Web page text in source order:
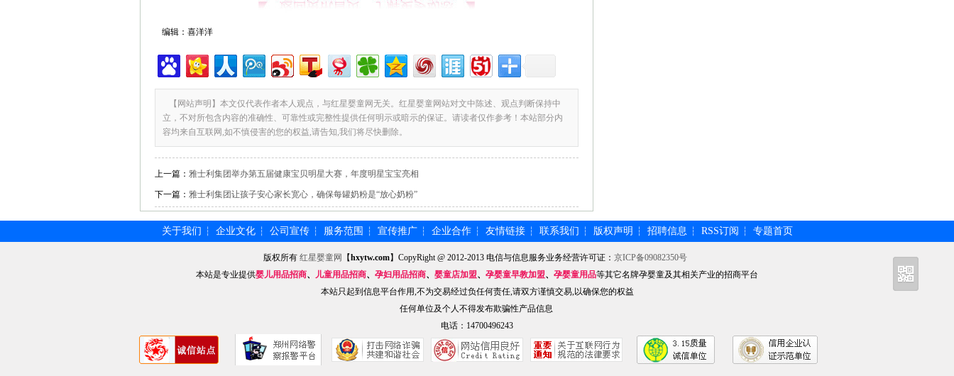
编辑：喜洋洋
【网站声明】本文仅代表作者本人观点，与红星婴童网无关。红星婴童网站对文中陈述、观点判断保持中
立，不对所包含内容的准确性、可靠性或完整性提供任何明示或暗示的保证。请读者仅作参考！本站部分内
容均来自互联网,如不慎侵害的您的权益,请告知,我们将尽快删除。
上一篇： 雅士利集团举办第五届健康宝贝明星大赛，年度明星宝宝亮相
下一篇： 雅士利集团让孩子安心家长宽心，确保每罐奶粉是“放心奶粉”
关于我们 ┆ 企业文化 ┆ 公司宣传 ┆ 服务范围 ┆ 宣传推广 ┆ 企业合作 ┆ 友情链接 ┆ 联系我们 ┆ 版权声明 ┆ 招聘信息 ┆ RSS订阅 ┆ 专题首页
版权所有 红星婴童网 【hxytw.com】CopyRight @ 2012-2013 电信与信息服务业务经营许可证： 京ICP备09082350号
本站是专业提供婴儿用品招商、 儿童用品招商、 孕妇用品招商、 婴童店加盟、 孕婴童早教加盟、 孕婴童用品等其它名牌孕婴童及其相关产业的招商平台
本站只起到信息平台作用,不为交易经过负任何责任,请双方谨慎交易,以确保您的权益
任何单位及个人不得发布欺骗性产品信息
电话：14700496243